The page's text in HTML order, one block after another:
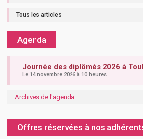
Tous les articles
Agenda
Journée des diplômés 2026 à
Le 14 novembre 2026 à 10 heures
Archives de l'agenda
Offres réservées à nos